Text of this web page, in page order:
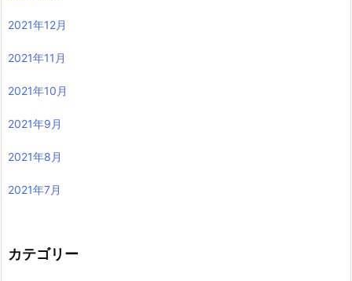
2021年12月
2021年11月
2021年10月
2021年9月
2021年8月
2021年7月
カテゴリー